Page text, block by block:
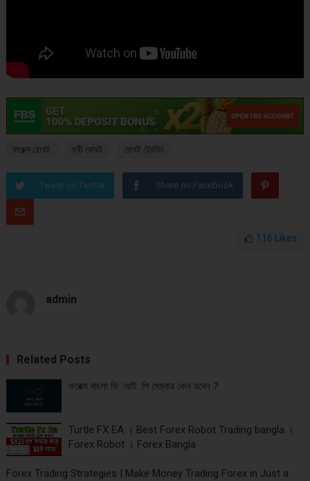
ফরেক্স রোবট ফ্রী রোবট রোবট ট্রেডিং
Tweet on Twitter Share on Facebook
116 Likes
admin
Related Posts
ফরেক্স বাংলা ভি .আই. পি মেম্বার কেন হবেন ?
Turtle FX EA । Best Forex Robot Trading bangla ।
Forex Robot । Forex Bangla
Forex Trading Strategies | Make Money Trading Forex in Just a